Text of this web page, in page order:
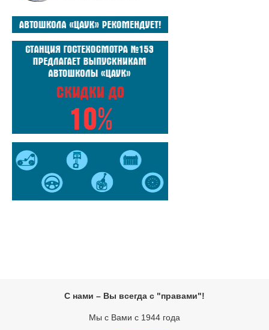
С нами – Вы всегда с "правами"!
Мы с Вами с 1944 года